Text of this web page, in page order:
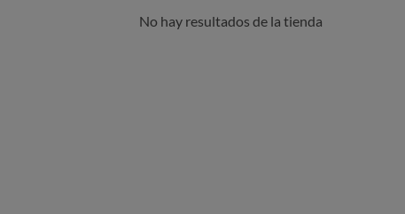
No hay resultados de la tienda